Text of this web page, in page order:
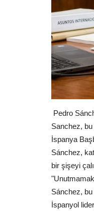
Pedro
Sanchez, bu
İspanya
Sánchez,
bir şişeyi
Sánchez,
İspanyol